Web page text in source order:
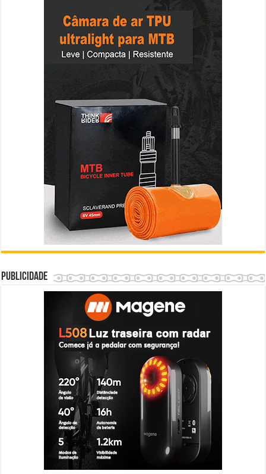
Publicidade